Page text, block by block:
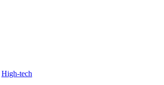
High-tech